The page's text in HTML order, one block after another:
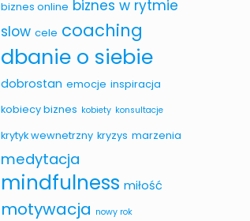
biznes online biznes w rytmie
slow cele coaching
dbanie o siebie
dobrostan emocje inspiracja
kobiecy biznes kobiety konsultacje
krytyk wewnetrzny kryzys marzenia
medytacja
mindfulness miłość
motywacja nowy rok